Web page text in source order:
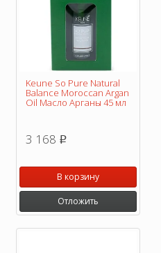
Keune So Pure Natural
Balance Moroccan Argan
Oil Масло Арганы 45 мл
3 168 p
В корзину
Отложить